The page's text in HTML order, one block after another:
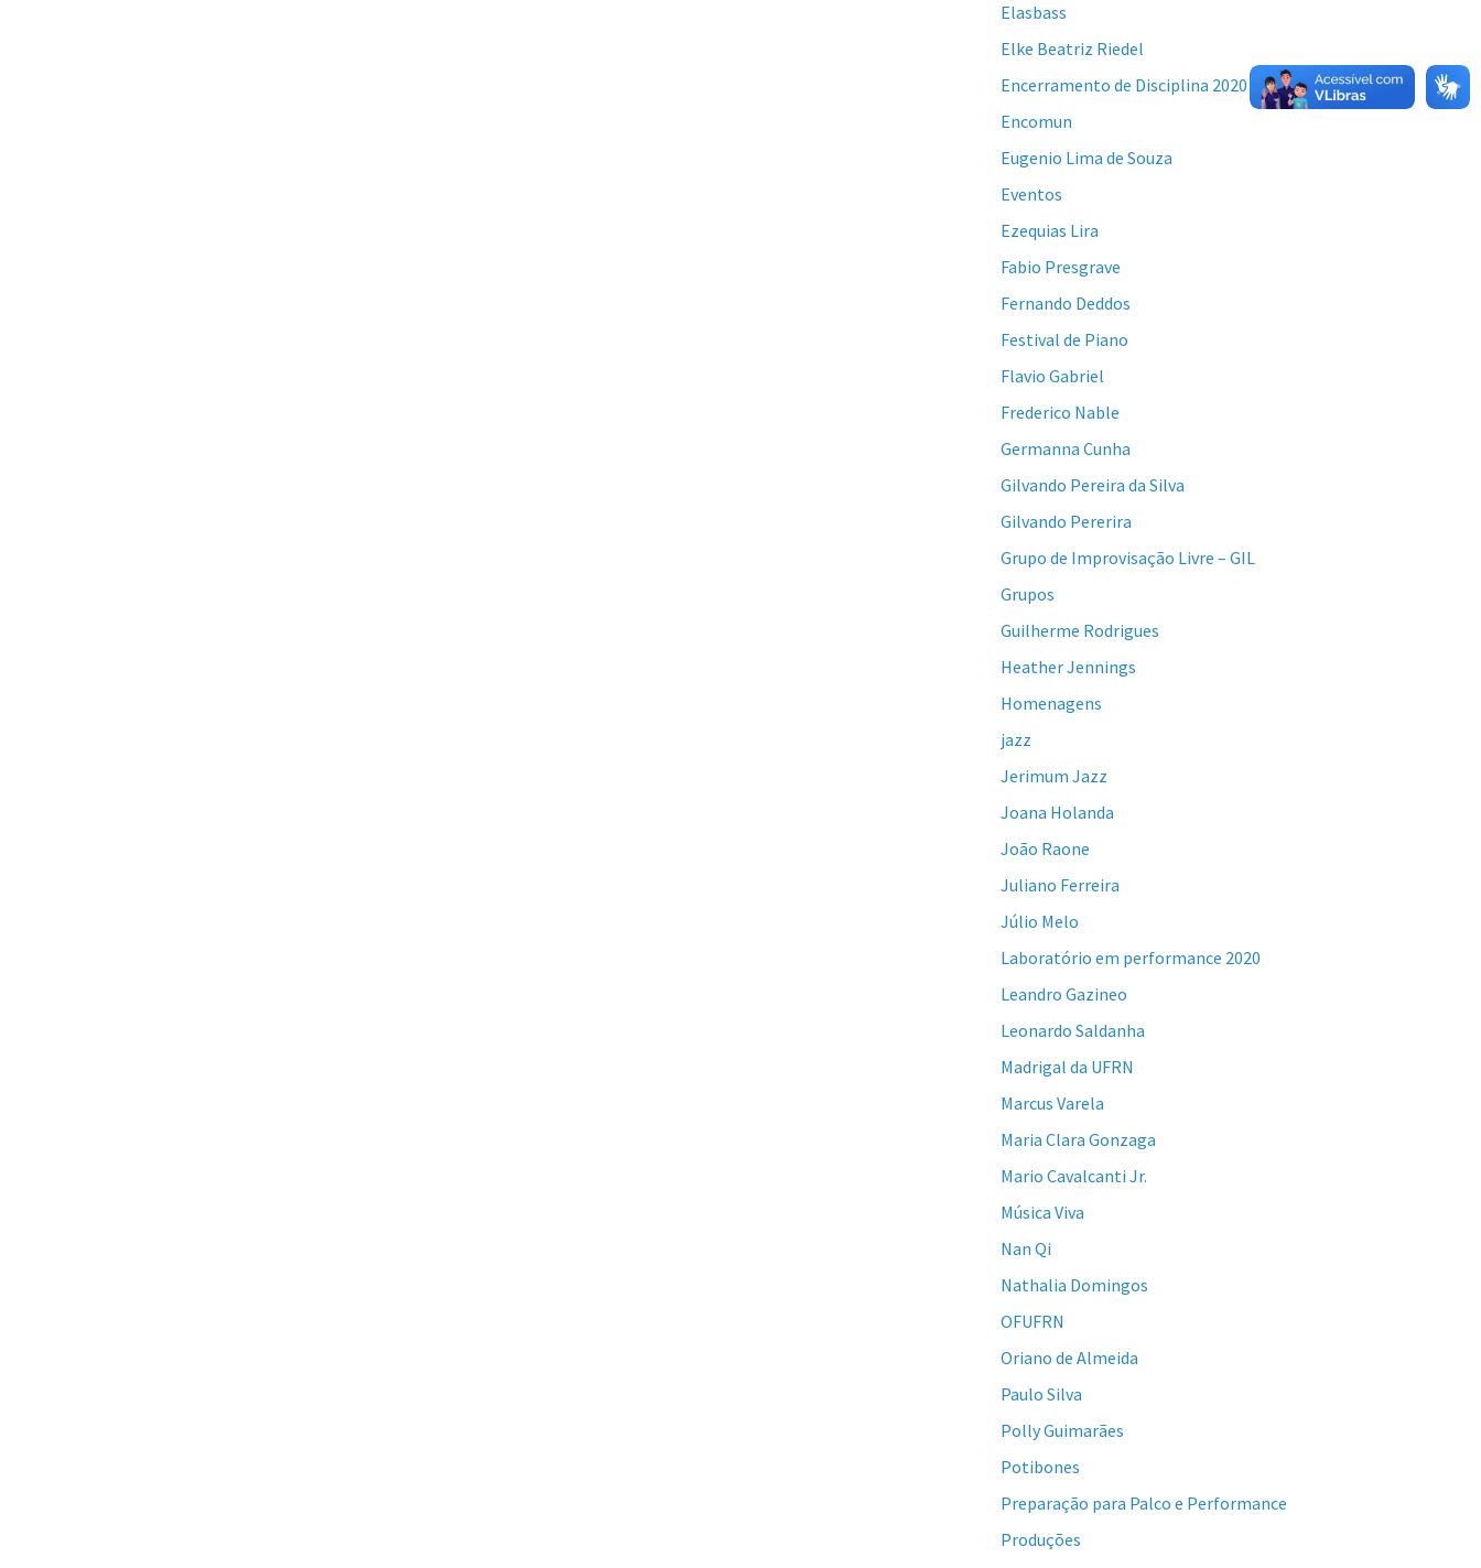
Elasbass
Elke Beatriz Riedel
Encerramento de Disciplina 2020
Encomun
Eugenio Lima de Souza
Eventos
Ezequias Lira
Fabio Presgrave
Fernando Deddos
Festival de Piano
Flavio Gabriel
Frederico Nable
Germanna Cunha
Gilvando Pereira da Silva
Gilvando Pererira
Grupo de Improvisação Livre – GIL
Grupos
Guilherme Rodrigues
Heather Jennings
Homenagens
jazz
Jerimum Jazz
Joana Holanda
João Raone
Juliano Ferreira
Júlio Melo
Laboratório em performance 2020
Leandro Gazineo
Leonardo Saldanha
Madrigal da UFRN
Marcus Varela
Maria Clara Gonzaga
Mario Cavalcanti Jr.
Música Viva
Nan Qi
Nathalia Domingos
OFUFRN
Oriano de Almeida
Paulo Silva
Polly Guimarães
Potibones
Preparação para Palco e Performance
Produções